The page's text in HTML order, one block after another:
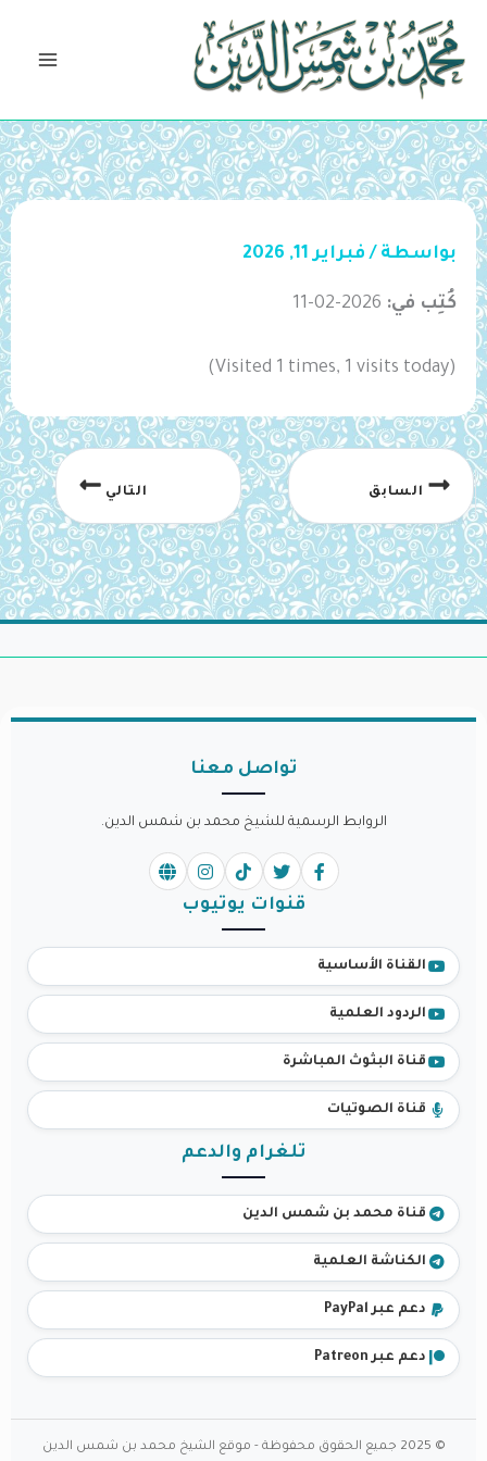
تخطي
المحتوى
بواسطة / فبراير 11, 2026
كُتِب في: 2026-02-11
(Visited 1 times, 1 visits today)
السابق التالي
تواصل معنا
الروابط الرسمية للشيخ محمد بن شمس الدين.
قنوات يوتيوب
القناة الأساسية
الردود العلمية
قناة البثوث المباشرة
قناة الصوتيات
تلغرام والدعم
قناة محمد بن شمس الدين
الكناشة العلمية
دعم عبر PayPal
دعم عبر Patreon
© 2025 جميع الحقوق محفوظة - موقع الشيخ محمد بن شمس الدين